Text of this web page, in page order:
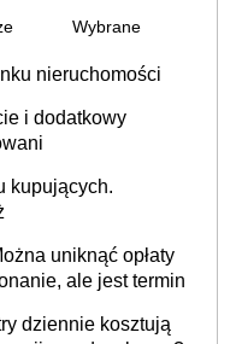
Wybrane
nieruchomości
i dodatkowy
kupujących.
uniknąć opłaty
ale jest termin
dziennie kosztują